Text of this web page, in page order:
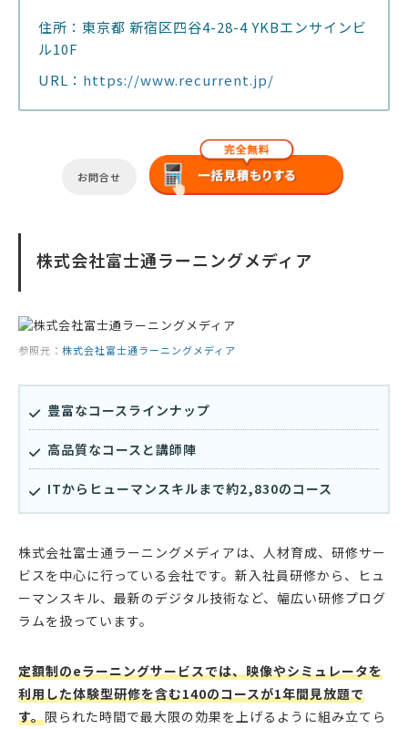
住所：東京都 新宿区四谷4-28-4 YKBエンサインビ
ル10F
URL： https://www.recurrent.jp/
お問合せ
株式会社富士通ラーニングメディア
参照元： 株式会社富士通ラーニングメディア
豊富なコースラインナップ
高品質なコースと講師陣
ITからヒューマンスキルまで約2,830のコース
株式会社富士通ラーニングメディアは、人材育成、研修サー
ビスを中心に行っている会社です。新入社員研修から、ヒュ
ーマンスキル、最新のデジタル技術など、幅広い研修プログ
ラムを扱っています。
定額制のeラーニングサービスでは、映像やシミュレータを
利用した体験型研修を含む140のコースが1年間見放題で
す。限られた時間で最大限の効果を上げるように組み立てら